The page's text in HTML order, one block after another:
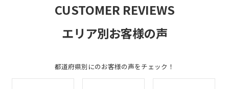
CUSTOMER REVIEWS
エリア別お客様の声
都道府県別にのお客様の声をチェック！